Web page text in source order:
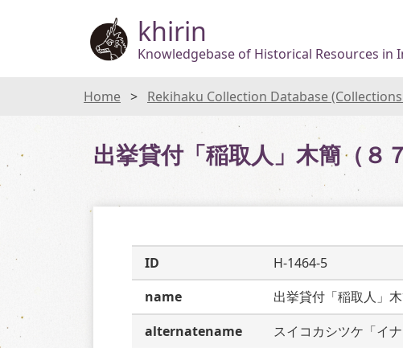
khirin
Knowledgebase of Historical Resources in
Home Rekihaku Collection Database
出挙貸付「稲取人」木簡（８
ID
H-1464-5
name
出挙貸付「稲取人」
alternatename
スイコカシツケ「イ